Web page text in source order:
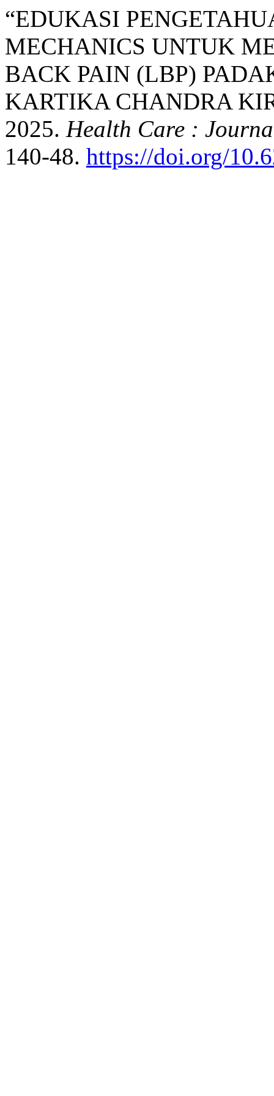
“EDUKASI
MECHANICS UNTUK
BACK PAIN (LBP)
KARTIKA CHANDRA
2025. Health Care :
140-48. https://doi.org/